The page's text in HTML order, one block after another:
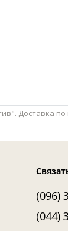
Доставка
(096)
(044)